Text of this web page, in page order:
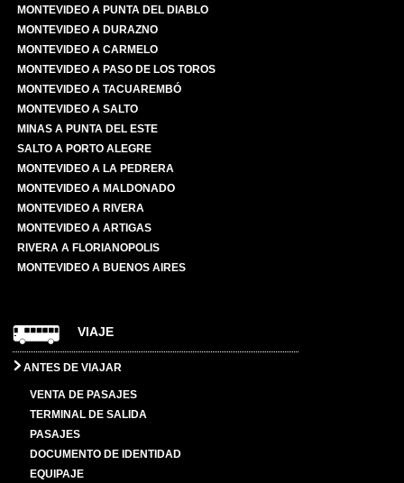
MONTEVIDEO A PUNTA DEL DIABLO
MONTEVIDEO A DURAZNO
MONTEVIDEO A CARMELO
MONTEVIDEO A PASO DE LOS TOROS
MONTEVIDEO A TACUAREMBÓ
MONTEVIDEO A SALTO
MINAS A PUNTA DEL ESTE
SALTO A PORTO ALEGRE
MONTEVIDEO A LA PEDRERA
MONTEVIDEO A MALDONADO
MONTEVIDEO A RIVERA
MONTEVIDEO A ARTIGAS
RIVERA A FLORIANOPOLIS
MONTEVIDEO A BUENOS AIRES
VIAJE
ANTES DE VIAJAR
VENTA DE PASAJES
TERMINAL DE SALIDA
PASAJES
DOCUMENTO DE IDENTIDAD
EQUIPAJE